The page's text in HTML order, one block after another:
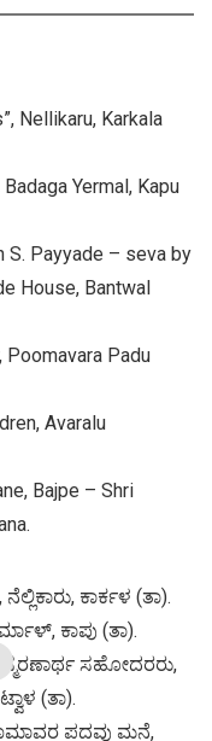
Nellikaru, Karkala
Yermal, Kapu
S. Payyade – seva by
House, Bantwal
Poomavara Padu
Avaralu
Bajpe – Shri
ಕಾರ್ಕಳ (ತಾ).
ಕಾಪು (ತಾ).
ಸಹೋದರರು,
(ತಾ).
ಪದವು ಮನೆ,